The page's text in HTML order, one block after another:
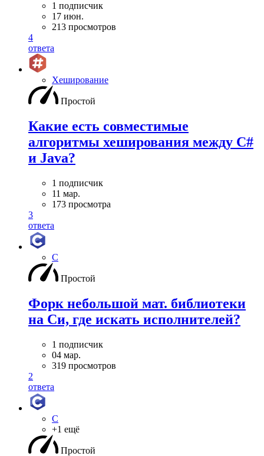
1 подписчик
17 июн.
213 просмотров
4
ответа
Хеширование
Простой
Какие есть совместимые
алгоритмы хеширования между C#
и Java?
1 подписчик
11 мар.
173 просмотра
3
ответа
C
Простой
Форк небольшой мат. библиотеки
на Си, где искать исполнителей?
1 подписчик
04 мар.
319 просмотров
2
ответа
C
+1 ещё
Простой